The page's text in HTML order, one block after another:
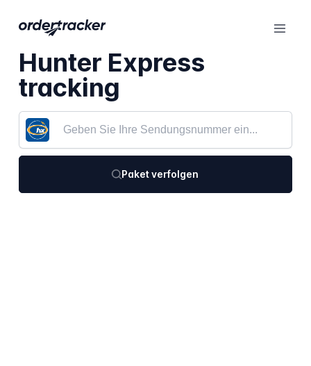
Hunter Express
tracking
Paket verfolgen